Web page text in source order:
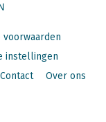
voorwaarden
instellingen
Over ons